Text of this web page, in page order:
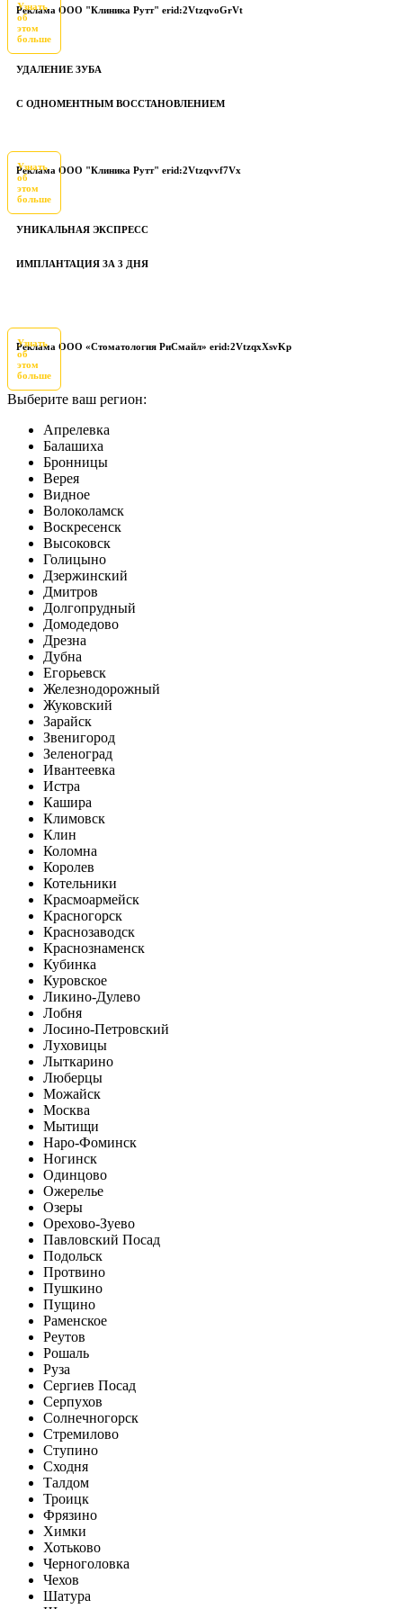
Реклама ООО "Клиника Рутт" erid:2VtzqvoGrVt
Узнать
об
этом
больше
УДАЛЕНИЕ ЗУБА
С ОДНОМЕНТНЫМ ВОССТАНОВЛЕНИЕМ
Реклама ООО "Клиника Рутт" erid:2Vtzqvvf7Vx
Узнать
об
этом
больше
УНИКАЛЬНАЯ ЭКСПРЕСС
ИМПЛАНТАЦИЯ ЗА 3 ДНЯ
Реклама ООО «Стоматология РиСмайл» erid:2VtzqxXsvKp
Узнать
об
этом
больше
Выберите ваш регион:
Апрелевка
Балашиха
Бронницы
Верея
Видное
Волоколамск
Воскресенск
Высоковск
Голицыно
Дзержинский
Дмитров
Долгопрудный
Домодедово
Дрезна
Дубна
Егорьевск
Железнодорожный
Жуковский
Зарайск
Звенигород
Зеленоград
Ивантеевка
Истра
Кашира
Климовск
Клин
Коломна
Королев
Котельники
Красмоармейск
Красногорск
Краснозаводск
Краснознаменск
Кубинка
Куровское
Ликино-Дулево
Лобня
Лосино-Петровский
Луховицы
Лыткарино
Люберцы
Можайск
Москва
Мытищи
Наро-Фоминск
Ногинск
Одинцово
Ожерелье
Озеры
Орехово-Зуево
Павловский Посад
Подольск
Протвино
Пушкино
Пущино
Раменское
Реутов
Рошаль
Руза
Сергиев Посад
Серпухов
Солнечногорск
Стремилово
Ступино
Сходня
Талдом
Троицк
Фрязино
Химки
Хотьково
Черноголовка
Чехов
Шатура